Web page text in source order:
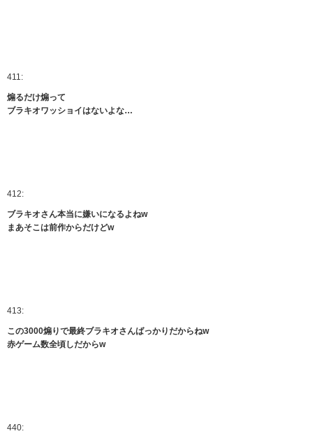
411:
煽るだけ煽って
ブラキオワッショイはないよな…
412:
ブラキオさん本当に嫌いになるよねw
まあそこは前作からだけどw
413:
この3000煽りで最終ブラキオさんばっかりだからねw
赤ゲーム数全頃しだからw
440: